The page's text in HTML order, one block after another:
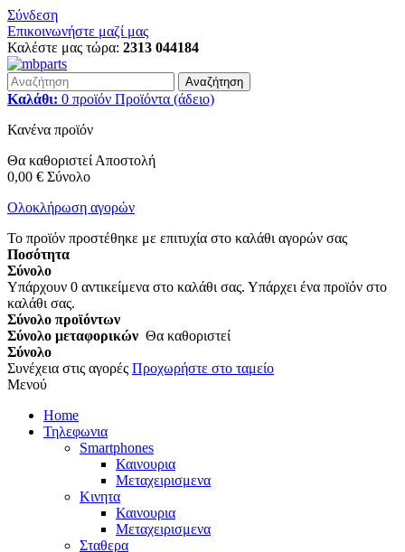
Σύνδεση
Επικοινωνήστε μαζί μας
Καλέστε μας τώρα: 2313 044184
Αναζήτηση
Καλάθι: 0 προϊόν Προϊόντα (άδειο)
Κανένα προϊόν
Θα καθοριστεί Αποστολή
0,00 € Σύνολο
Ολοκλήρωση αγορών
Το προϊόν προστέθηκε με επιτυχία στο καλάθι αγορών σας
Ποσότητα
Σύνολο
Υπάρχουν 0 αντικείμενα στο καλάθι σας. Υπάρχει ένα προϊόν στο
καλάθι σας.
Σύνολο προϊόντων
Σύνολο μεταφορικών Θα καθοριστεί
Σύνολο
Συνέχεια στις αγορές Προχωρήστε στο ταμείο
Μενού
Home
Τηλεφωνια
Smartphones
Καινουρια
Μεταχειρισμενα
Κινητα
Καινουρια
Μεταχειρισμενα
Σταθερα